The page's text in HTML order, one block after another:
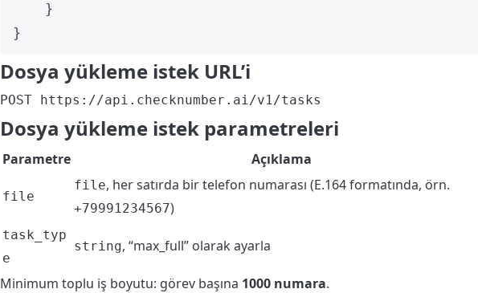
}
}
Dosya yükleme istek URL’i
POST https://api.checknumber.ai/v1/tasks
Dosya yükleme istek parametreleri
Parametre Açıklama
file
file, her satırda bir telefon numarası (E.164 formatında, örn.
+79991234567)
task_typ
e
string, “max_full” olarak ayarla
Minimum toplu iş boyutu: görev başına 1000 numara.